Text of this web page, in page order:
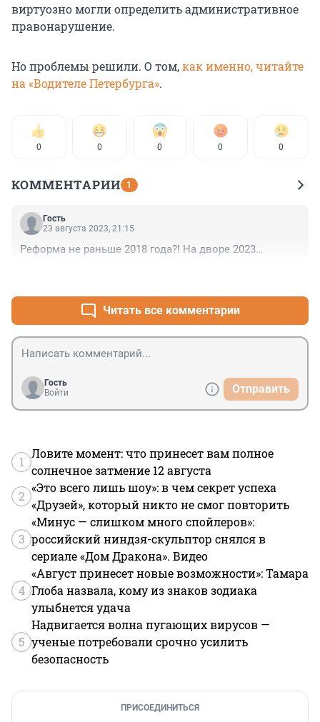
виртуозно могли определить административное
правонарушение.
Но проблемы решили. О том,как именно, читайте
на «Водителе Петербурга».
0 0 0 0 0
КОММЕНТАРИИ 1
Гость
23 августа 2023, 21:15
Реформа не раньше 2018 года?! На дворе 2023…
Читать все комментарии
Гость
Войти
Отправить
1
Ловите момент: что принесет вам полное
солнечное затмение 12 августа
2
«Это всего лишь шоу»: в чем секрет успеха
«Друзей», который никто не смог повторить
3
«Минус — слишком много спойлеров»:
российский ниндзя-скульптор снялся в
сериале «Дом Дракона». Видео
4
«Август принесет новые возможности»: Тамара
Глоба назвала, кому из знаков зодиака
улыбнется удача
5
Надвигается волна пугающих вирусов —
ученые потребовали срочно усилить
безопасность
ПРИСОЕДИНИТЬСЯ